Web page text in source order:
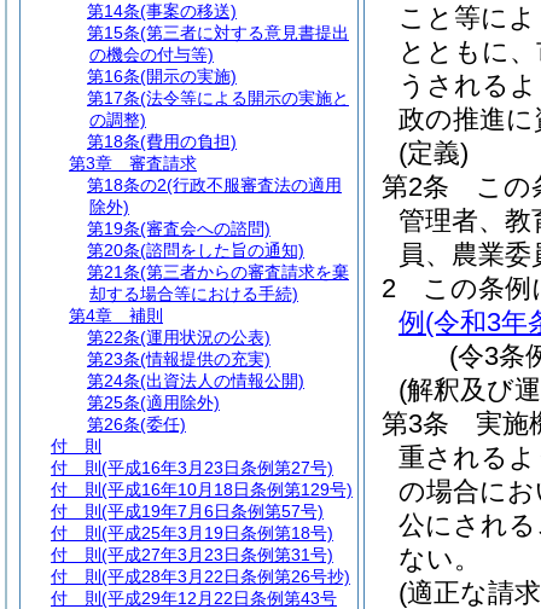
こと等に
とともに
うされる
政の推進
(定義)
第2条
この
管理者、教
員、農業
2
この条例
例 (令和3年
(令3条
(解釈及び
第3条
実施
重される
の場合に
公にされ
ない。
(適正な請
第14条(事案の移送)
第15条(第三者に対する意見書提出
の機会の付与等)
第16条(開示の実施)
第17条(法令等による開示の実施と
の調整)
第18条(費用の負担)
第3章
審査請求
第18条の2(行政不服審査法の適用
除外)
第19条(審査会への諮問)
第20条(諮問をした旨の通知)
第21条(第三者からの審査請求を棄
却する場合等における手続)
第4章
補則
第22条(運用状況の公表)
第23条(情報提供の充実)
第24条(出資法人の情報公開)
第25条(適用除外)
第26条(委任)
付 則
付 則 (平成16年3月23日条例第27号)
付 則 (平成16年10月18日条例第129号)
付 則 (平成19年7月6日条例第57号)
付 則 (平成25年3月19日条例第18号)
付 則 (平成27年3月23日条例第31号)
付 則 (平成28年3月22日条例第26号抄)
付 則 (平成29年12月22日条例第43号